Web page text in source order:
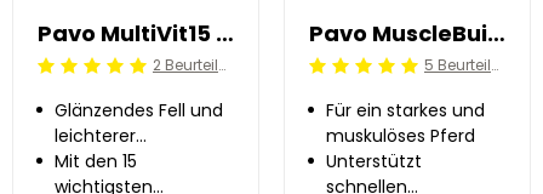
Pavo MultiVit15 3 kg
Beoordeling: 5/5 2 Beurteilung
Glänzendes Fell und
leichterer
Fellwechsel
Mit den 15
wichtigsten
Pavo MuscleBuild 3 kg
Beoordeling: 5/5 5 Beurteilung
Für ein starkes und
muskulöses Pferd
Unterstützt
schnellen